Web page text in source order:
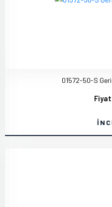
01572-50-S
Fiyat